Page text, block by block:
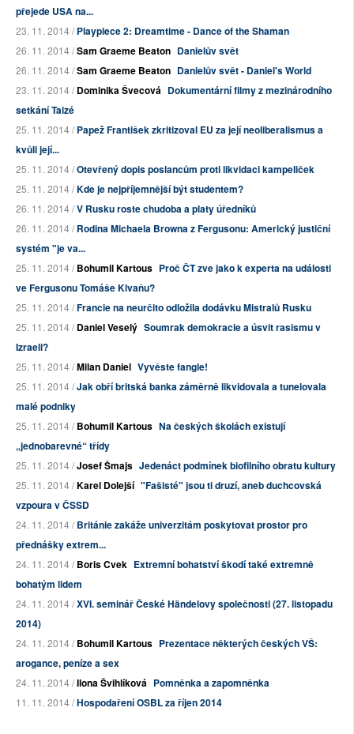
přejede USA na...
23. 11. 2014 /Playpiece 2: Dreamtime - Dance of the Shaman
26. 11. 2014 /Sam Graeme Beaton Danielův svět
26. 11. 2014 /Sam Graeme Beaton Danielův svět - Daniel's World
23. 11. 2014 /Dominika Švecová Dokumentární filmy z mezinárodního
setkání Taizé
25. 11. 2014 /Papež František zkritizoval EU za její neoliberalismus a
kvůli její...
25. 11. 2014 /Otevřený dopis poslancům proti likvidaci kampeliček
25. 11. 2014 /Kde je nejpříjemnější být studentem?
26. 11. 2014 /V Rusku roste chudoba a platy úředníků
26. 11. 2014 /Rodina Michaela Browna z Fergusonu: Americký justiční
systém "je va...
25. 11. 2014 /Bohumil Kartous Proč ČT zve jako k experta na události
ve Fergusonu Tomáše Klvaňu?
25. 11. 2014 /Francie na neurčito odložila dodávku Mistralů Rusku
25. 11. 2014 /Daniel Veselý Soumrak demokracie a úsvit rasismu v
Izraeli?
25. 11. 2014 /Milan Daniel Vyvěste fangle!
25. 11. 2014 /Jak obří britská banka záměrně likvidovala a tunelovala
malé podniky
25. 11. 2014 /Bohumil Kartous Na českých školách existují
„jednobarevné“ třídy
25. 11. 2014 /Josef Šmajs Jedenáct podmínek biofilního obratu kultury
25. 11. 2014 /Karel Dolejší "Fašisté" jsou ti druzí, aneb duchcovská
vzpoura v ČSSD
24. 11. 2014 /Británie zakáže univerzitám poskytovat prostor pro
přednášky extrem...
24. 11. 2014 /Boris Cvek Extremní bohatství škodí také extremně
bohatým lidem
24. 11. 2014 /XVI. seminář České Händelovy společnosti (27. listopadu
2014)
24. 11. 2014 /Bohumil Kartous Prezentace některých českých VŠ:
arogance, peníze a sex
24. 11. 2014 /Ilona Švihlíková Pomněnka a zapomněnka
11. 11. 2014 /Hospodaření OSBL za říjen 2014